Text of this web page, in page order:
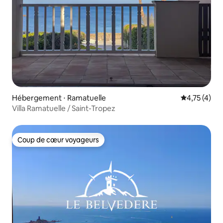
Hébergement ⋅ Ramatuelle Évaluation
4,75 (4)
Villa Ramatuelle / Saint-Tropez
Coup de cœur voyageurs
Coup de cœur voyageurs